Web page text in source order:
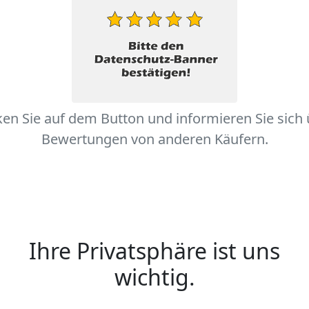
Sie auf dem Button und informieren Sie sich
Bewertungen von anderen Käufern.
Ihre Privatsphäre ist uns
wichtig.